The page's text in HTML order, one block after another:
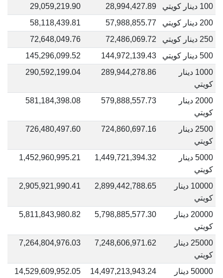
100 دينار كويتي
28,994,427.89
29,059,219.90
200 دينار كويتي
57,988,855.77
58,118,439.81
250 دينار كويتي
72,486,069.72
72,648,049.76
500 دينار كويتي
144,972,139.43
145,296,099.52
1000 دينار
كويتي
289,944,278.86
290,592,199.04
2000 دينار
كويتي
579,888,557.73
581,184,398.08
2500 دينار
كويتي
724,860,697.16
726,480,497.60
5000 دينار
كويتي
1,449,721,394.32
1,452,960,995.21
10000 دينار
كويتي
2,899,442,788.65
2,905,921,990.41
20000 دينار
كويتي
5,798,885,577.30
5,811,843,980.82
25000 دينار
كويتي
7,248,606,971.62
7,264,804,976.03
50000 دينار
14,497,213,943.24
14,529,609,952.05